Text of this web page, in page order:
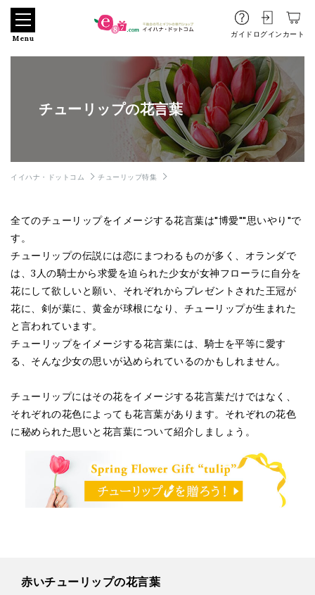
Menu ガイド ログイン カート
チューリップの花言葉
イイハナ・ドットコム チューリップ特集
全てのチューリップをイメージする花言葉は"博愛""思いやり"で
す。
チューリップの伝説には恋にまつわるものが多く、オランダで
は、3人の騎士から求愛を迫られた少女が女神フローラに自分を
花にして欲しいと願い、それぞれからプレゼントされた王冠が
花に、剣が葉に、黄金が球根になり、チューリップが生まれた
と言われています。
チューリップをイメージする花言葉には、騎士を平等に愛す
る、そんな少女の思いが込められているのかもしれません。
チューリップにはその花をイメージする花言葉だけではなく、
それぞれの花色によっても花言葉があります。それぞれの花色
に秘められた思いと花言葉について紹介しましょう。
赤いチューリップの花言葉